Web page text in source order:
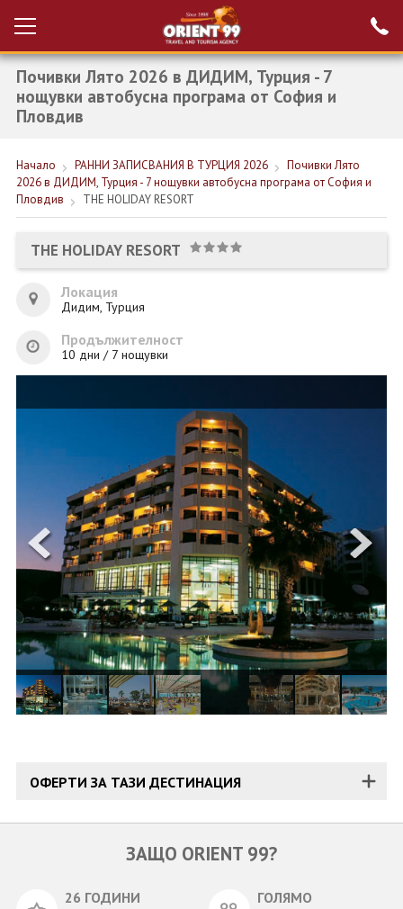
Вход за агенти
Проверка на
резервация
РАННИ ЗАПИСВАНИЯ ТУРЦИЯ
НОВА ГОДИНА ТУРЦИЯ
НОВА ГОДИНА
ЕКЗОТИКА
ЕКСКУРЗИИ
КОНТАКТИ
ФИРМЕНИ ДОКУМЕНТИ
0700 144 34 Запитване
ПОСЛЕДВАЙТЕ НИ
Почивки Лято 2026 в ДИДИМ, Турция - 7
нощувки автобусна програма от София и
Пловдив
Начало РАННИ ЗАПИСВАНИЯ В ТУРЦИЯ 2026
Почивки Лято
2026 в ДИДИМ, Турция - 7 нощувки автобусна програма от София и
Пловдив
THE HOLIDAY RESORT
THE HOLIDAY RESORT
Локация
Дидим, Турция
Продължителност
10 дни / 7 нощувки
ОФЕРТИ ЗА ТАЗИ ДЕСТИНАЦИЯ
ЗАЩО ORIENT 99?
26 ГОДИНИ ГОЛЯМО